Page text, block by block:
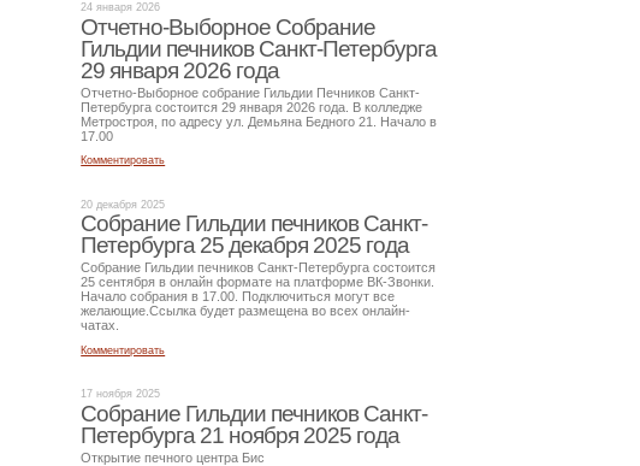
24 января 2026
Отчетно-Выборное Собрание
Гильдии печников Санкт-Петербурга
29 января 2026 года
Отчетно-Выборное собрание Гильдии Печников Санкт-
Петербурга состоится 29 января 2026 года. В колледже
Метростроя, по адресу ул. Демьяна Бедного 21. Начало в
17.00
Комментировать
20 декабря 2025
Собрание Гильдии печников Санкт-
Петербурга 25 декабря 2025 года
Собрание Гильдии печников Санкт-Петербурга состоится
25 сентября в онлайн формате на платформе ВК-Звонки.
Начало собрания в 17.00. Подключиться могут все
желающие.Ссылка будет размещена во всех онлайн-
чатах.
Комментировать
17 ноября 2025
Собрание Гильдии печников Санкт-
Петербурга 21 ноября 2025 года
Открытие печного центра Бис